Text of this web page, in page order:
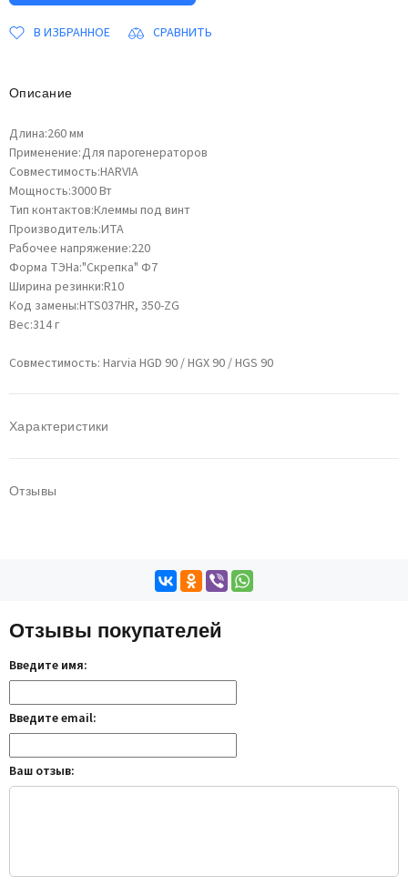
В ИЗБРАННОЕ СРАВНИТЬ
Описание
Длина:260 мм
Применение:Для парогенераторов
Совместимость:HARVIA
Мощность:3000 Вт
Тип контактов:Клеммы под винт
Производитель:ИТА
Рабочее напряжение:220
Форма ТЭНа:"Скрепка" Ф7
Ширина резинки:R10
Код замены:HTS037HR, 350-ZG
Вес:314 г
Совместимость: Harvia HGD 90 / HGX 90 / HGS 90
Характеристики
Отзывы
Отзывы покупателей
Введите имя:
Введите email:
Ваш отзыв: